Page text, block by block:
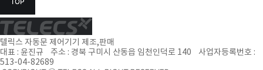
텔릭스 자동문 제어기기 제조,판매
대표 : 윤진규 주소 : 경북 구미시 산동읍 임천인덕로 140 사업자등록번호 :
513-04-82689